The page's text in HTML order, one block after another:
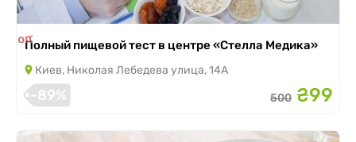
completed
Полный пищевой тест в центре «Стелла Медика»
Киев, Николая Лебедева улица, 14А
-89% 500 ₴99